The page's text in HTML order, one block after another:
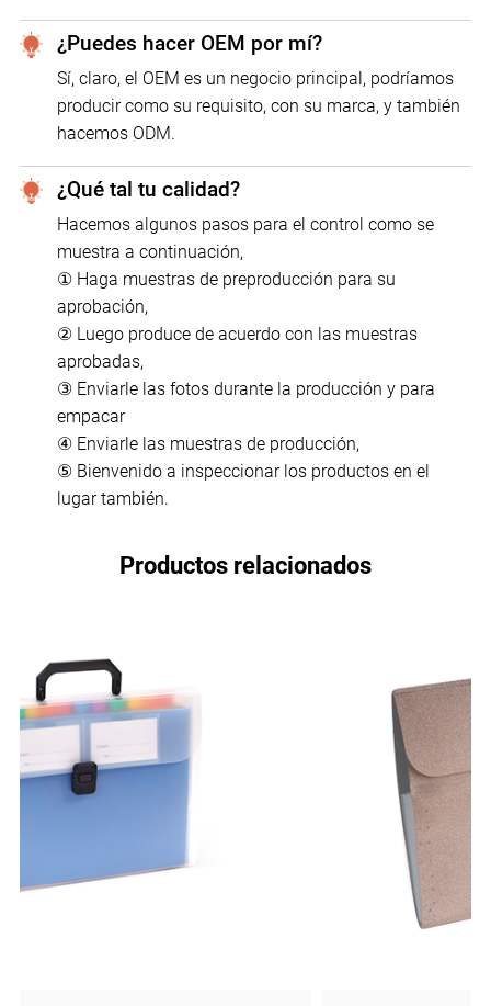
¿Puedes hacer OEM por mí?
Sí, claro, el OEM es un negocio principal, podríamos
producir como su requisito, con su marca, y también
hacemos ODM.
¿Qué tal tu calidad?
Hacemos algunos pasos para el control como se
muestra a continuación,
① Haga muestras de preproducción para su
aprobación,
② Luego produce de acuerdo con las muestras
aprobadas,
③ Enviarle las fotos durante la producción y para
empacar
④ Enviarle las muestras de producción,
⑤ Bienvenido a inspeccionar los productos en el
lugar también.
Productos relacionados